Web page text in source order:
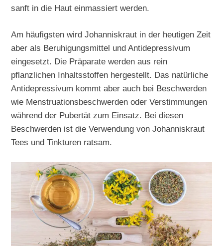
sanft in die Haut einmassiert werden.
Am häufigsten wird Johanniskraut in der heutigen Zeit
aber als Beruhigungsmittel und Antidepressivum
eingesetzt. Die Präparate werden aus rein
pflanzlichen Inhaltsstoffen hergestellt. Das natürliche
Antidepressivum kommt aber auch bei Beschwerden
wie Menstruationsbeschwerden oder Verstimmungen
während der Pubertät zum Einsatz. Bei diesen
Beschwerden ist die Verwendung von Johanniskraut
Tees und Tinkturen ratsam.